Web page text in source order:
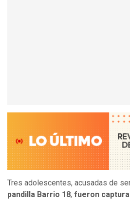
Tres adolescentes, acusadas de
pandilla Barrio 18, fueron